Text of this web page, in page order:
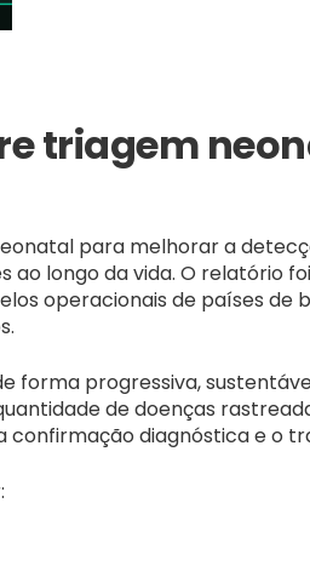
triagem
para melhorar a
ao longo da vida. O relatório
operacionais de países de
forma progressiva,
de doenças
diagnóstica e o